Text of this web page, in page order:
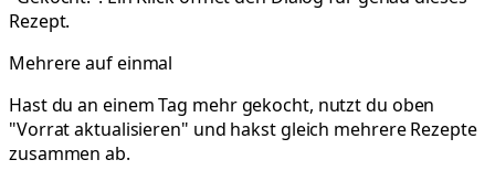
Rezept.
Mehrere auf einmal
Hast du an einem Tag mehr gekocht, nutzt du oben
"Vorrat aktualisieren" und hakst gleich mehrere Rezepte
zusammen ab.